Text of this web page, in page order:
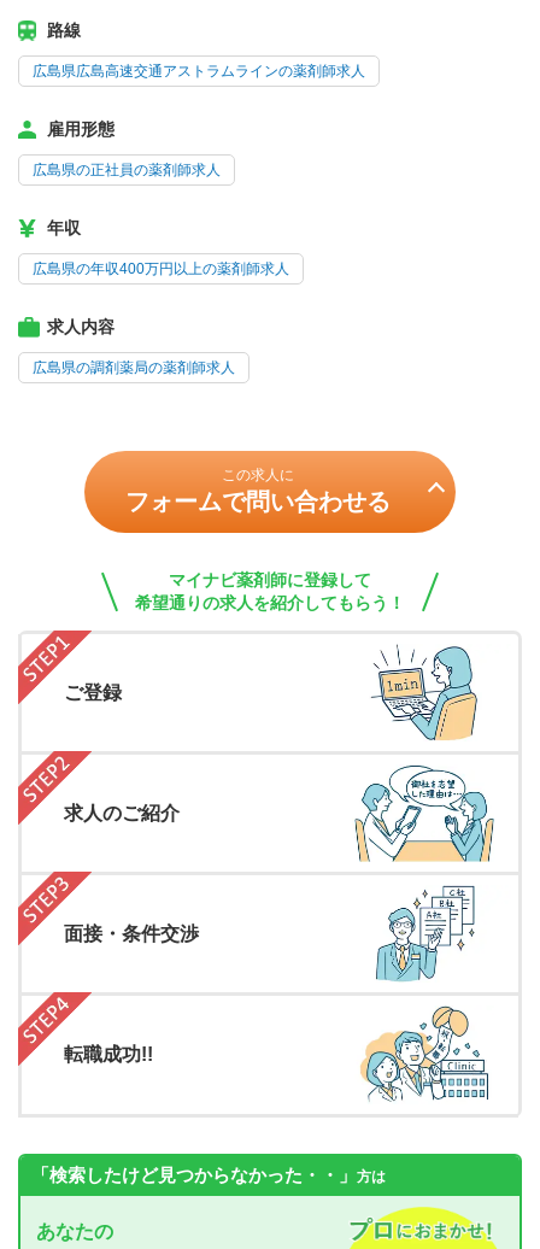
路線
広島県広島高速交通アストラムラインの薬剤師求人
雇用形態
広島県の正社員の薬剤師求人
年収
広島県の年収400万円以上の薬剤師求人
求人内容
広島県の調剤薬局の薬剤師求人
この求人に
フォームで問い合わせる
マイナビ薬剤師に登録して
希望通りの求人を紹介してもらう！
ご登録
求人のご紹介
面接・条件交渉
転職成功!!
「検索したけど見つからなかった・・」 方は
あなたの